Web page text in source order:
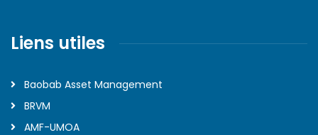
Liens utiles
Baobab Asset Management
BRVM
AMF-UMOA